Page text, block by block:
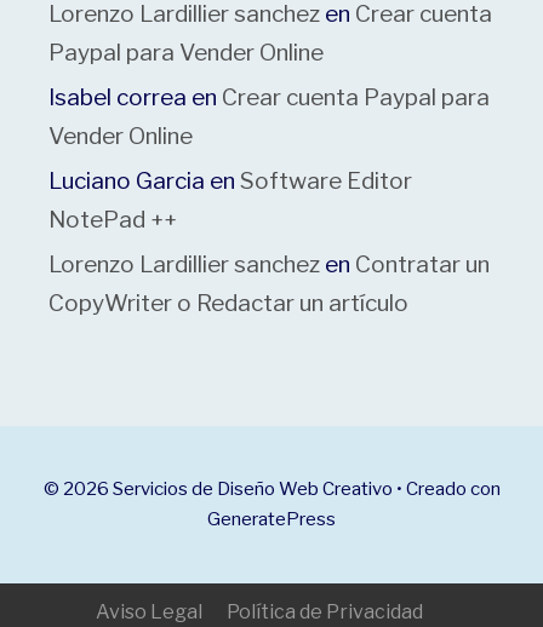
Lorenzo Lardillier sanchez en Crear cuenta
Paypal para Vender Online
Isabel correa en Crear cuenta Paypal para
Vender Online
Luciano Garcia en Software Editor
NotePad ++
Lorenzo Lardillier sanchez en Contratar un
CopyWriter o Redactar un artículo
© 2026 Servicios de Diseño Web Creativo • Creado con
GeneratePress
Aviso Legal Política de Privacidad